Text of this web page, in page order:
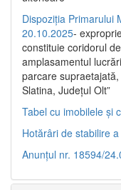
Dispoziția Primarului
20.10.2025-
constituie coridorul
amplasamentul
parcare
Slatina, Județul Olt”
Tabel cu imobilele și
Hotărâri de stabilire
Anunțul nr. 18594/